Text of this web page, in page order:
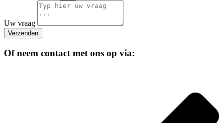
Uw vraag
Verzenden
Of neem contact met ons op via: